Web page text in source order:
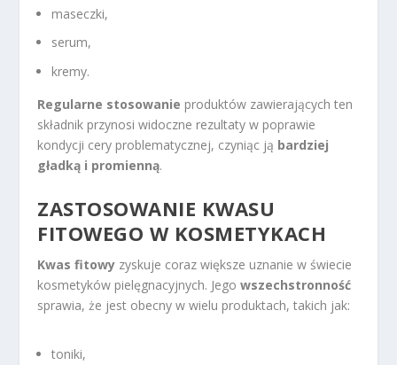
maseczki,
serum,
kremy.
Regularne stosowanie produktów zawierających ten
składnik przynosi widoczne rezultaty w poprawie
kondycji cery problematycznej, czyniąc ją bardziej
gładką i promienną.
ZASTOSOWANIE KWASU
FITOWEGO W KOSMETYKACH
Kwas fitowy zyskuje coraz większe uznanie w świecie
kosmetyków pielęgnacyjnych. Jegowszechstronność
sprawia, że jest obecny w wielu produktach, takich jak:
toniki,